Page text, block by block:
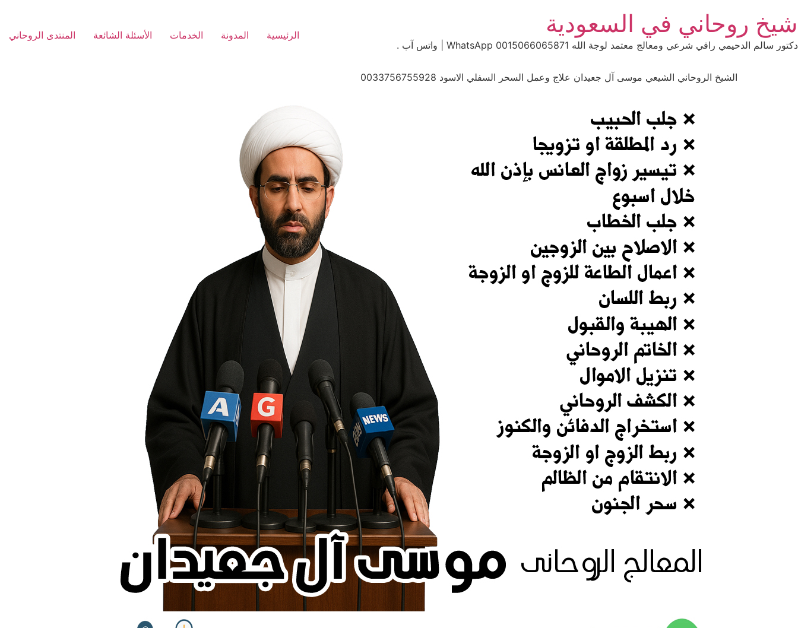
to
content
شيخ روحاني في السعودية
دكتور سالم الدحيمي راقي شرعي ومعالج معتمد لوجة الله 0015066065871 WhatsApp | واتس آب .
الرئيسية المدونة الخدمات الأسئلة الشائعة المنتدى الروحاني
الشيخ الروحاني الشيعي موسى آل جعيدان علاج وعمل السحر السفلي الاسود 0033756755928